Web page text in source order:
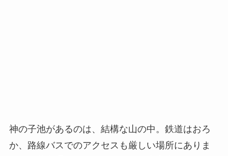
神の子池があるのは、結構な山の中。鉄道はおろ
か、路線バスでのアクセスも厳しい場所にありま